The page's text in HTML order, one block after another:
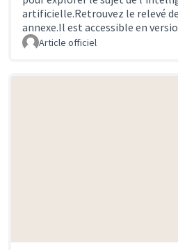
Ils pourront échanger via un
angers.fr.
Une représentation de chaque
artificielle.Retrouvez le relevé
annexe.Il est accessible en
Article officiel